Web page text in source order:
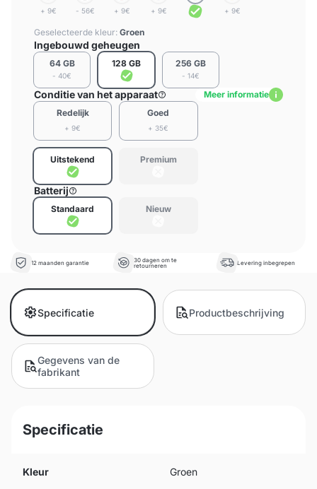
+ 9€ - 56€ + 9€ + 9€ + 9€
Geselecteerde kleur: Groen
Ingebouwd geheugen
64 GB
- 40€
128 GB 256 GB
- 14€
Conditie van het apparaat
Meer informatie
Redelijk
+ 9€
Goed
+ 35€
Uitstekend Premium
Batterij
Standaard Nieuw
12 maanden garantie
30 dagen om te
retourneren
Levering inbegrepen
Specificatie Productbeschrijving
Gegevens van de
fabrikant
Specificatie
Kleur Groen